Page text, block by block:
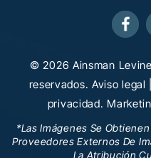
© 2026 Ainsman
reservados. Aviso legal
privacidad.
*Las Imágenes Se
Proveedores Externos De
La Atribución